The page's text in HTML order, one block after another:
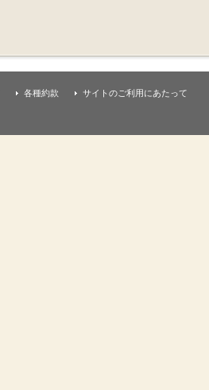
各種約款 サイトのご利用にあたって